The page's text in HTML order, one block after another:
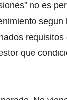
no es
que